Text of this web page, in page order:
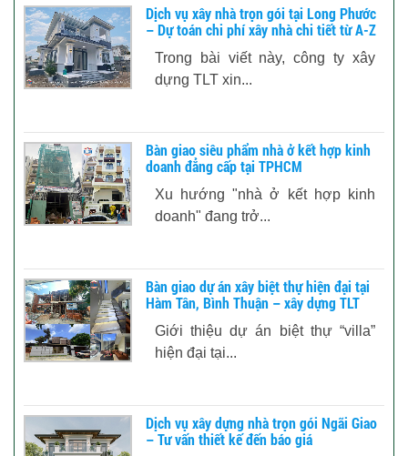
Dịch vụ xây nhà trọn gói tại Long Phước
– Dự toán chi phí xây nhà chi tiết từ A-Z
Trong bài viết này, công ty xây
dựng TLT xin...
Bàn giao siêu phẩm nhà ở kết hợp kinh
doanh đẳng cấp tại TPHCM
Xu hướng "nhà ở kết hợp kinh
doanh" đang trở...
Bàn giao dự án xây biệt thự hiện đại tại
Hàm Tân, Bình Thuận – xây dựng TLT
Giới thiệu dự án biệt thự “villa”
hiện đại tại...
Dịch vụ xây dựng nhà trọn gói Ngãi Giao
– Tư vấn thiết kế đến báo giá